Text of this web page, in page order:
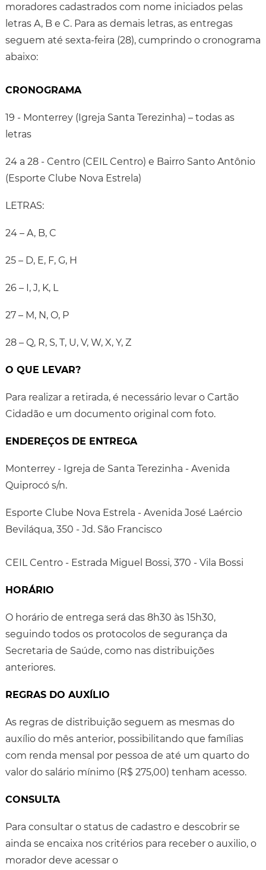
moradores cadastrados com nome iniciados pelas
letras A, B e C. Para as demais letras, as entregas
seguem até sexta-feira (28), cumprindo o cronograma
abaixo:
CRONOGRAMA
19 - Monterrey (Igreja Santa Terezinha) – todas as
letras
24 a 28 - Centro (CEIL Centro) e Bairro Santo Antônio
(Esporte Clube Nova Estrela)
LETRAS:
24 – A, B, C
25 – D, E, F, G, H
26 – I, J, K, L
27 – M, N, O, P
28 – Q, R, S, T, U, V, W, X, Y, Z
O QUE LEVAR?
Para realizar a retirada, é necessário levar o Cartão
Cidadão e um documento original com foto.
ENDEREÇOS DE ENTREGA
Monterrey - Igreja de Santa Terezinha - Avenida
Quiprocó s/n.
Esporte Clube Nova Estrela - Avenida José Laércio
Beviláqua, 350 - Jd. São Francisco
CEIL Centro - Estrada Miguel Bossi, 370 - Vila Bossi
HORÁRIO
O horário de entrega será das 8h30 às 15h30,
seguindo todos os protocolos de segurança da
Secretaria de Saúde, como nas distribuições
anteriores.
REGRAS DO AUXÍLIO
As regras de distribuição seguem as mesmas do
auxílio do mês anterior, possibilitando que famílias
com renda mensal por pessoa de até um quarto do
valor do salário mínimo (R$ 275,00) tenham acesso.
CONSULTA
Para consultar o status de cadastro e descobrir se
ainda se encaixa nos critérios para receber o auxilio, o
morador deve acessar o